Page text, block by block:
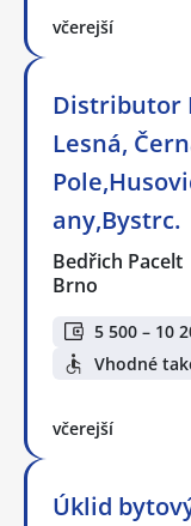
včerejší
Distributor
Lesná,
any,Bystrc.
Bedřich Pacelt
Brno
5 500 – 10
Vhodné
včerejší
Úklid